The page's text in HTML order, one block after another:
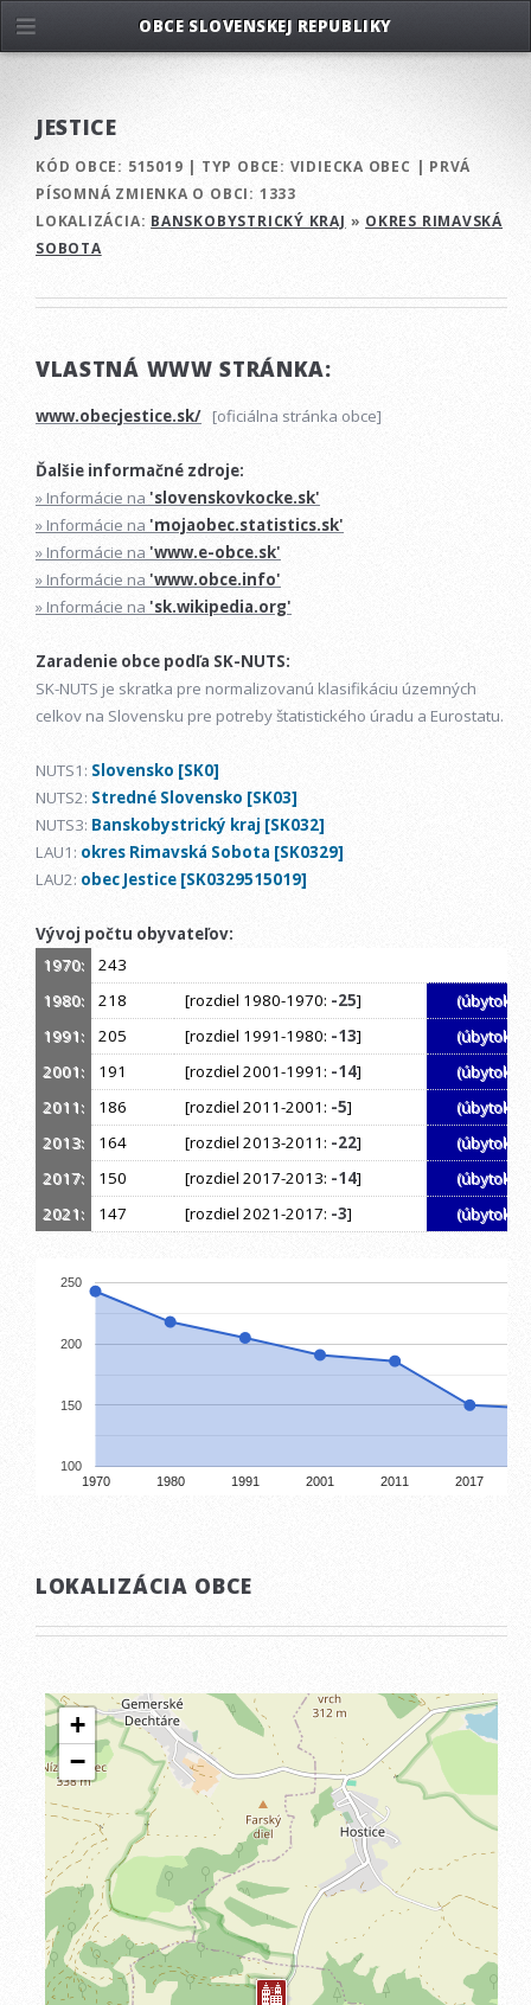
JESTICE
KÓD OBCE: 515019 | TYP OBCE: VIDIECKA OBEC | PRVÁ
PÍSOMNÁ ZMIENKA O OBCI: 1333
LOKALIZÁCIA: BANSKOBYSTRICKÝ KRAJ » OKRES RIMAVSKÁ
SOBOTA
VLASTNÁ WWW STRÁNKA:
www.obecjestice.sk/ [oficiálna stránka obce]
Ďalšie informačné zdroje:
» Informácie na 'slovenskovkocke.sk'
» Informácie na 'mojaobec.statistics.sk'
» Informácie na 'www.e-obce.sk'
» Informácie na 'www.obce.info'
» Informácie na 'sk.wikipedia.org'
Zaradenie obce podľa SK-NUTS:
SK-NUTS je skratka pre normalizovanú klasifikáciu územných
celkov na Slovensku pre potreby štatistického úradu a Eurostatu.
NUTS1: Slovensko [SK0]
NUTS2: Stredné Slovensko [SK03]
NUTS3: Banskobystrický kraj [SK032]
LAU1: okres Rimavská Sobota [SK0329]
LAU2: obec Jestice [SK0329515019]
Vývoj počtu obyvateľov:
1970:
243
1980:
218 [rozdiel 1980-1970: -25]
(úbytok)
1991:
205 [rozdiel 1991-1980: -13]
(úbytok)
2001:
191 [rozdiel 2001-1991: -14]
(úbytok)
2011:
186 [rozdiel 2011-2001: -5]
(úbytok)
2013:
164 [rozdiel 2013-2011: -22]
(úbytok)
2017:
150 [rozdiel 2017-2013: -14]
(úbytok)
2021:
147 [rozdiel 2021-2017: -3] (úbytok)
1970 1980 1991 2001 2011 2017
100
150
200
250
LOKALIZÁCIA OBCE
OBCE SLOVENSKEJ REPUBLIKY